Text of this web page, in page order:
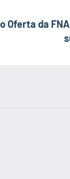
Oferta da